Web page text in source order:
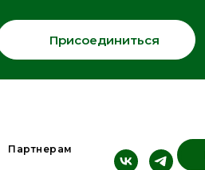
Присоединиться
Партнерам